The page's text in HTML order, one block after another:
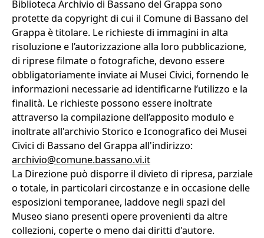
Biblioteca Archivio di Bassano del Grappa sono
protette da copyright di cui il Comune di Bassano del
Grappa è titolare. Le richieste di immagini in alta
risoluzione e l’autorizzazione alla loro pubblicazione,
di riprese filmate o fotografiche, devono essere
obbligatoriamente inviate ai Musei Civici, fornendo le
informazioni necessarie ad identificarne l’utilizzo e la
finalità. Le richieste possono essere inoltrate
attraverso la compilazione dell’apposito modulo e
inoltrate all'archivio Storico e Iconografico dei Musei
Civici di Bassano del Grappa all'indirizzo:
archivio@comune.bassano.vi.it
La Direzione può disporre il divieto di ripresa, parziale
o totale, in particolari circostanze e in occasione delle
esposizioni temporanee, laddove negli spazi del
Museo siano presenti opere provenienti da altre
collezioni, coperte o meno dai diritti d'autore.